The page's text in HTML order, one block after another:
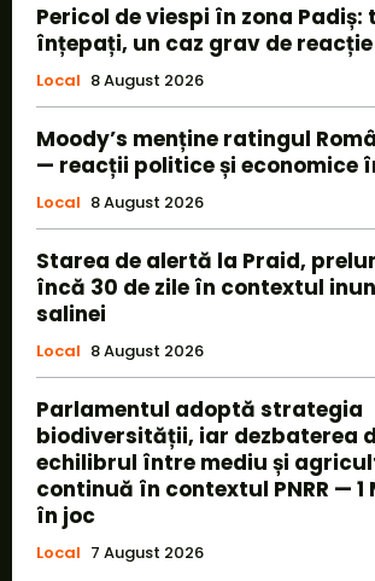
Pericol de viespi în zona
înțepați, un caz grav de
Local 8 August 2026
Moody’s menține ratingul
— reacții politice și economice
Local 8 August 2026
Starea de alertă la Praid,
încă 30 de zile în contextul
salinei
Local 8 August 2026
Parlamentul adoptă strategia
biodiversității, iar dezbaterea
echilibrul între mediu și
continuă în contextul PNRR — 1
în joc
Local 7 August 2026